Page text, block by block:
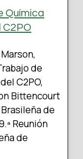
Química
C2PO
de
C2PO,
Bittencourt
de
Reunión
de